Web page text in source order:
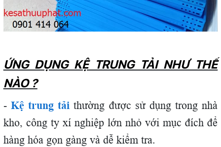
ỨNG DỤNG KỆ TRUNG TẢI NHƯ THẾ
NÀO ?
- Kệ trung tải thường được sử dụng trong nhà
kho, công ty xí nghiệp lớn nhỏ với mục đích để
hàng hóa gọn gàng và dễ kiểm tra.